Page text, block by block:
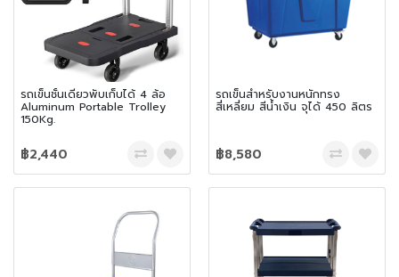
รถเข็นชั้นเดียวพับเก็บได้ 4 ล้อ
Aluminum Portable Trolley
150Kg.
฿2,440
รถเข็นสำหรับงานหนักทรง
สี่เหลี่ยม สีน้ำเงิน จุได้ 450 ลิตร
฿8,580